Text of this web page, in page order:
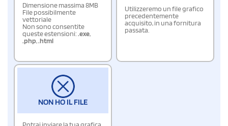
Dimensione massima 8MB
File possibilmente
vettoriale
Non sono consentite
queste estensioni:.exe,
.php,.html
Utilizzeremo un file grafico
precedentemente
acquisito, in una fornitura
passata.
NON HO IL FILE